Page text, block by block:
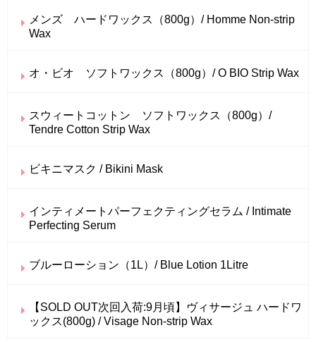
メンズ ハードワックス（800g）/ Homme Non-strip
Wax
オ・ビオ ソフトワックス（800g）/ O BIO Strip Wax
スウィートコットン ソフトワックス（800g）/
Tendre Cotton Strip Wax
ビキニマスク / Bikini Mask
インティメートパーフェクティングセラム / Intimate
Perfecting Serum
ブルーローション（1L）/ Blue Lotion 1Litre
【SOLD OUT次回入荷:9月頃】ヴィサージュ ハードワ
ックス(800g) / Visage Non-strip Wax